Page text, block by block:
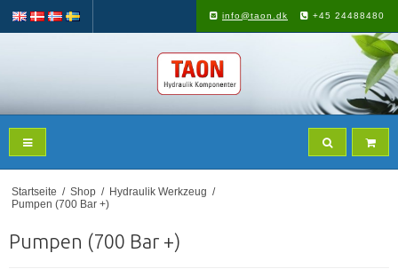
info@taon.dk +45 24488480
Startseite / Shop / Hydraulik Werkzeug /
Pumpen (700 Bar +)
Pumpen (700 Bar +)